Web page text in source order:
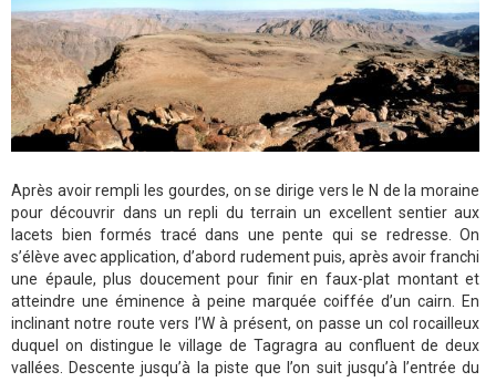
Après avoir rempli les gourdes, on se dirige vers le N de la moraine
pour découvrir dans un repli du terrain un excellent sentier aux
lacets bien formés tracé dans une pente qui se redresse. On
s’élève avec application, d’abord rudement puis, après avoir franchi
une épaule, plus doucement pour finir en faux-plat montant et
atteindre une éminence à peine marquée coiffée d’un cairn. En
inclinant notre route vers l’W à présent, on passe un col rocailleux
duquel on distingue le village de Tagragra au confluent de deux
vallées. Descente jusqu’à la piste que l’on suit jusqu’à l’entrée du